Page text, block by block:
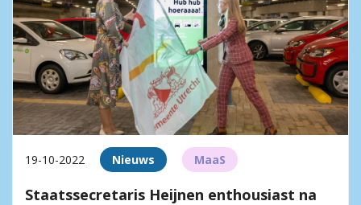
19-10-2022 Nieuws MaaS
Staatssecretaris Heijnen enthousiast na